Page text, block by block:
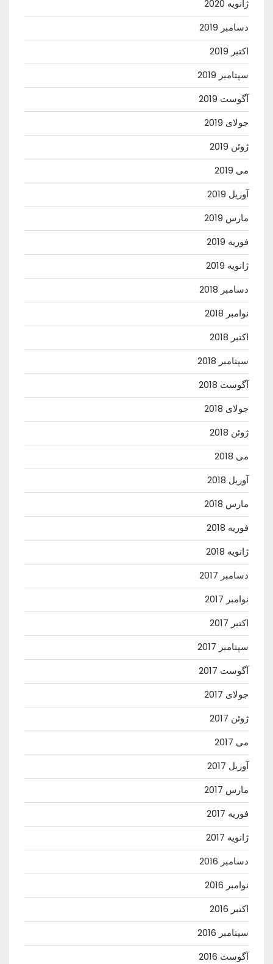
ژانویه 2020
دسامبر 2019
اکتبر 2019
سپتامبر 2019
آگوست 2019
جولای 2019
ژوئن 2019
می 2019
آوریل 2019
مارس 2019
فوریه 2019
ژانویه 2019
دسامبر 2018
نوامبر 2018
اکتبر 2018
سپتامبر 2018
آگوست 2018
جولای 2018
ژوئن 2018
می 2018
آوریل 2018
مارس 2018
فوریه 2018
ژانویه 2018
دسامبر 2017
نوامبر 2017
اکتبر 2017
سپتامبر 2017
آگوست 2017
جولای 2017
ژوئن 2017
می 2017
آوریل 2017
مارس 2017
فوریه 2017
ژانویه 2017
دسامبر 2016
نوامبر 2016
اکتبر 2016
سپتامبر 2016
آگوست 2016